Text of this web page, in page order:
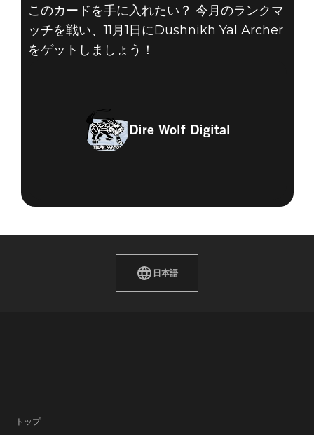
このカードを手に入れたい？ 今月のランクマ
ッチを戦い、11月1日にDushnikh Yal Archer
をゲットしましょう！
Dire Wolf Digital
日本語
トップ